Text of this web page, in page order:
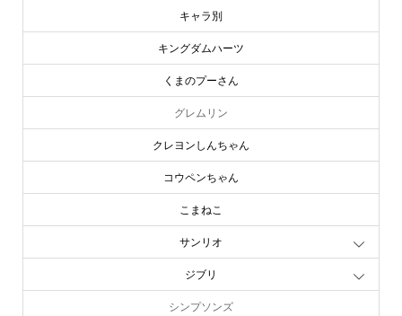
キャラ別
キングダムハーツ
くまのプーさん
グレムリン
クレヨンしんちゃん
コウペンちゃん
こまねこ
サンリオ
ジブリ
シンプソンズ